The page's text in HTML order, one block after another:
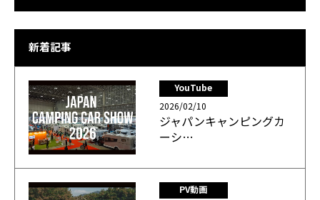
新着記事
YouTube
2026/02/10
ジャパンキャンピングカ
ーシ…
PV動画